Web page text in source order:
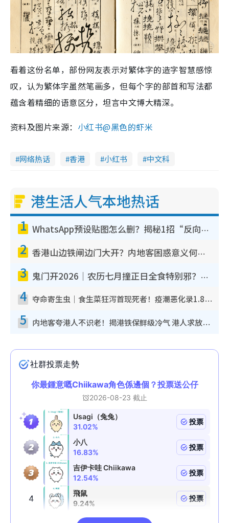
看着这份名单，部份网友表示对繁体字的造字智慧感惊
叹，认为繁体字虽然笔画多，但每个字的部首和写法都
蕴含着精细的语意区分，坦言中文博大精深。
资料及图片来源： 小红书@黑色的虾米
网络热话 香港 小红书 中文科
港生活人气本地热话
1 WhatsApp预设贴图怎么删？揭秘1招“反向操作”还原简洁界面 附3步实测教程
2 香港山边铁闸边门大开？内地客困惑意义何在！网友神回复：这种叫法理性防御
3 鬼门开2026｜农历七月撞正日全食特别邪？专家警告切忌做一事！揭4大禁忌+2招保平安
4 夺命寄生虫｜食生菜狂泻首现死者！疫潮恶化录1.8万宗病例 揭洗菜3大谬误
5 内地客夸港人不识老！揭港铁保鲜级冷气 港人求放过：别投诉